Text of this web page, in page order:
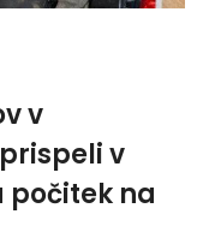
v
v
počitek na